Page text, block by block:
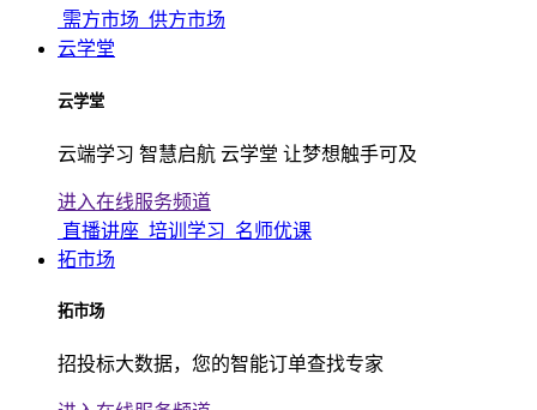
需方市场 供方市场
云学堂
云学堂
云端学习 智慧启航 云学堂 让梦想触手可及
进入在线服务频道
直播讲座 培训学习 名师优课
拓市场
拓市场
招投标大数据，您的智能订单查找专家